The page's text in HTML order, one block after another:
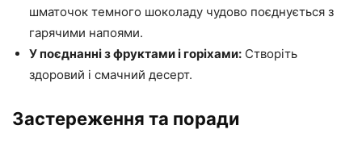
шматочок темного шоколаду чудово поєднується з
гарячими напоями.
У поєднанні з фруктами і горіхами: Створіть
здоровий і смачний десерт.
Застереження та поради